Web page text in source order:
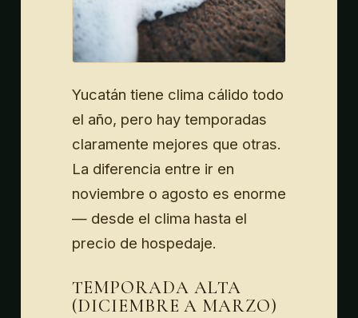
Yucatán tiene clima cálido todo
el año, pero hay temporadas
claramente mejores que otras.
La diferencia entre ir en
noviembre o agosto es enorme
— desde el clima hasta el
precio de hospedaje.
TEMPORADA ALTA
(DICIEMBRE A MARZO)